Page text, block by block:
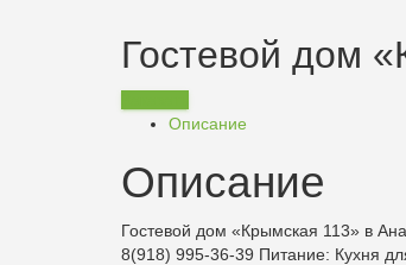
Гостевой дом
Описание
Описание
Гостевой дом «Крымская 113» в
8(918) 995-36-39 Питание: Кухня